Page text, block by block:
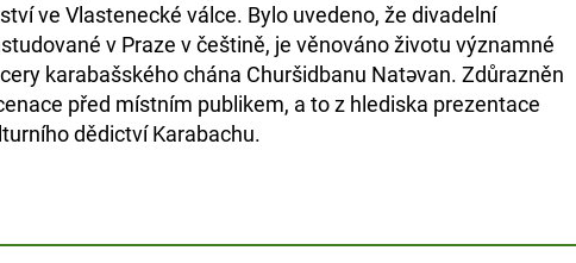
ve Vlastenecké válce. Bylo uvedeno, že divadelní
v Praze v češtině, je věnováno životu významné
karabašského chána Churšidbanu Natəvan. Zdůrazněn
před místním publikem, a to z hlediska prezentace
dědictví Karabachu.